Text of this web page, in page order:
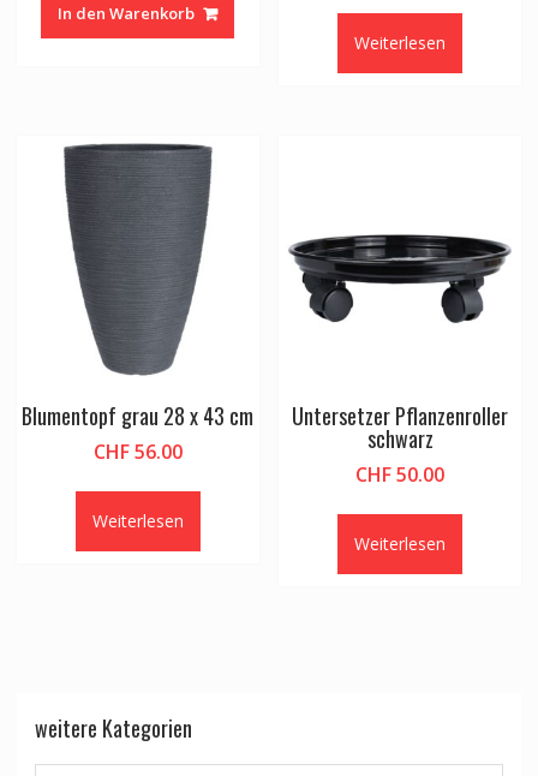
In den Warenkorb
Weiterlesen
Blumentopf grau 28 x 43 cm
CHF56.00
Weiterlesen
Untersetzer Pflanzenroller
schwarz
CHF50.00
Weiterlesen
weitere Kategorien